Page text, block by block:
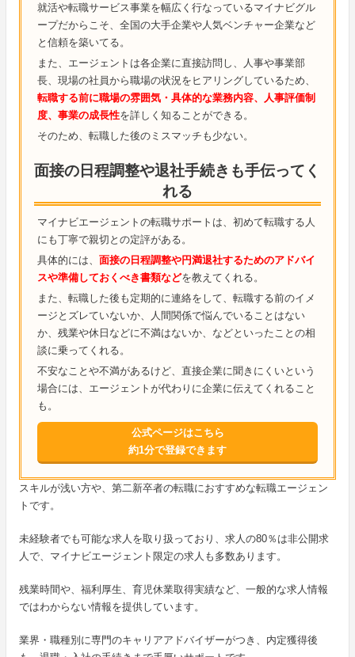
就活や転職サービス事業を幅広く行なっているマイナビグル
ープだからこそ、全国の大手企業や人気ベンチャー企業など
と信頼を築いてる。
また、エージェントは各企業に直接訪問し、人事や事業部
長、現場の社員から職場の状況をヒアリングしているため、
転職する前に職場の雰囲気・具体的な業務内容、人事評価制
度、事業の成長性を詳しく知ることができる。
そのため、転職した後のミスマッチも少ない。
面接の日程調整や退社手続きも手伝ってく
れる
マイナビエージェントの転職サポートは、初めて転職する人
にも丁寧で親切との定評がある。
具体的には、 面接の日程調整や円満退社するためのアドバイ
スや準備しておくべき書類などを教えてくれる。
また、転職した後も定期的に連絡をして、転職する前のイメ
ージとズレていないか、人間関係で悩んでいることはない
か、残業や休日などに不満はないか、などといったことの相
談に乗ってくれる。
不安なことや不満があるけど、直接企業に聞きにくいという
場合には、エージェントが代わりに企業に伝えてくれること
も。
公式ページはこちら
約1分で登録できます
スキルが浅い方や、第二新卒者の転職におすすめな転職エージェン
トです。
未経験者でも可能な求人を取り扱っており、求人の80％は非公開求
人で、マイナビエージェント限定の求人も多数あります。
残業時間や、福利厚生、育児休業取得実績など、一般的な求人情報
ではわからない情報を提供しています。
業界・職種別に専門のキャリアアドバイザーがつき、内定獲得後